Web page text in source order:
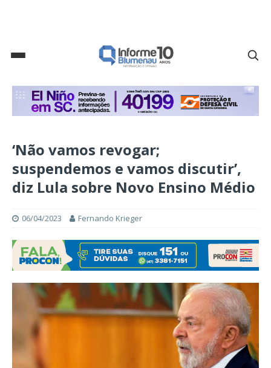
‘Não vamos revogar;
suspendemos e vamos discutir’,
diz Lula sobre Novo Ensino Médio
06/04/2023 Fernando Krieger